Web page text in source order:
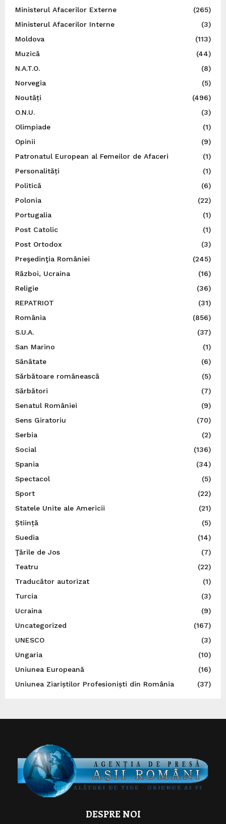
Ministerul Afacerilor Externe
(265)
Ministerul Afacerilor Interne
(3)
Moldova
(113)
Muzică
(44)
N.A.T.O.
(8)
Norvegia
(5)
Noutăți
(496)
O.N.U.
(3)
Olimpiade
(1)
Opinii
(9)
Patronatul European al Femeilor de Afaceri
(1)
Personalități
(1)
Politică
(6)
Polonia
(22)
Portugalia
(1)
Post Catolic
(1)
Post Ortodox
(3)
Preşedinţia României
(245)
Război, Ucraina
(16)
Religie
(36)
REPATRIOT
(31)
România
(856)
S.U.A.
(37)
San Marino
(1)
Sănătate
(6)
Sărbătoare românească
(5)
Sărbători
(7)
Senatul României
(9)
Sens Giratoriu
(70)
Serbia
(2)
Social
(136)
Spania
(34)
Spectacol
(5)
Sport
(22)
Statele Unite ale Americii
(21)
Știință
(5)
Suedia
(14)
Ţările de Jos
(7)
Teatru
(22)
Traducător autorizat
(1)
Turcia
(3)
Ucraina
(9)
Uncategorized
(167)
UNESCO
(3)
Ungaria
(10)
Uniunea Europeană
(16)
Uniunea Ziariștilor Profesioniști din România
(37)
DESPRE NOI